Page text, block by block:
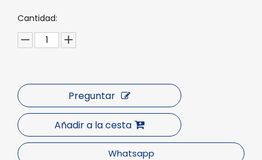
Cantidad:
Preguntar
Añadir a la cesta
Whatsapp